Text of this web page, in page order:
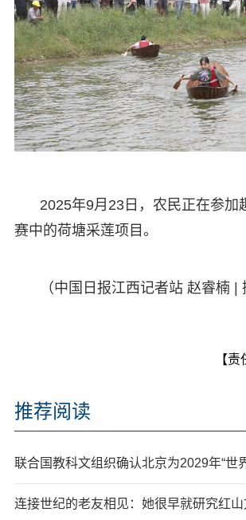
2025年9月23日，农民正在参加
赛中的荷塘采莲项目。
（中国日报江西记者站 赵睿楠 |
【
推荐阅读
联合国教科文组织确认北京为2029年“世
连接世纪的老友相见：她很早就研究红